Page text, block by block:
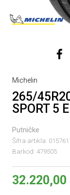
Michelin
265/
SPORT 5
Putničke
Šifra artikla: 015761
Barkod: 479505
32.220,00